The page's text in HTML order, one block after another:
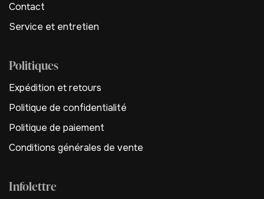
Contact
Service et entretien
Politiques
Expédition et retours
Politique de confidentialité
Politique de paiement
Conditions générales de vente
Infolettre